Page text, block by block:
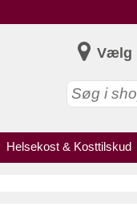
Vælg
Helsekost & Kosttilskud